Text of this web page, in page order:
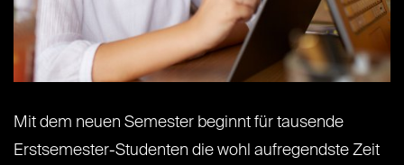
Mit dem neuen Semester beginnt für tausende
Erstsemester-Studenten die wohl aufregendste Zeit